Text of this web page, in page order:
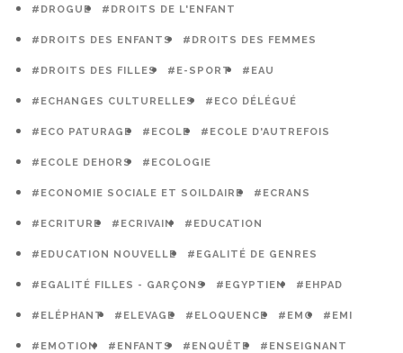
#DROGUE #DROITS DE L'ENFANT
#DROITS DES ENFANTS #DROITS DES FEMMES
#DROITS DES FILLES #E-SPORT #EAU
#ECHANGES CULTURELLES #ECO DÉLÉGUÉ
#ECO PATURAGE #ECOLE #ECOLE D'AUTREFOIS
#ECOLE DEHORS #ECOLOGIE
#ECONOMIE SOCIALE ET SOILDAIRE #ECRANS
#ECRITURE #ECRIVAIN #EDUCATION
#EDUCATION NOUVELLE #EGALITÉ DE GENRES
#EGALITÉ FILLES - GARÇONS #EGYPTIEN #EHPAD
#ELÉPHANT #ELEVAGE #ELOQUENCE #EMC #EMI
#EMOTION #ENFANTS #ENQUÊTE #ENSEIGNANT